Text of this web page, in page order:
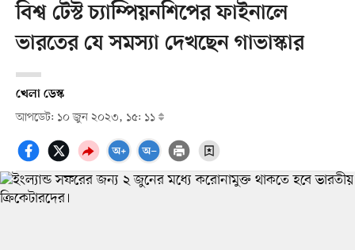
বিশ্ব টেস্ট চ্যাম্পিয়নশিপের ফাইনালে
ভারতের যে সমস্যা দেখছেন গাভাস্কার
খেলা ডেস্ক
আপডেট: ১০ জুন ২০২৩, ১৫: ১১